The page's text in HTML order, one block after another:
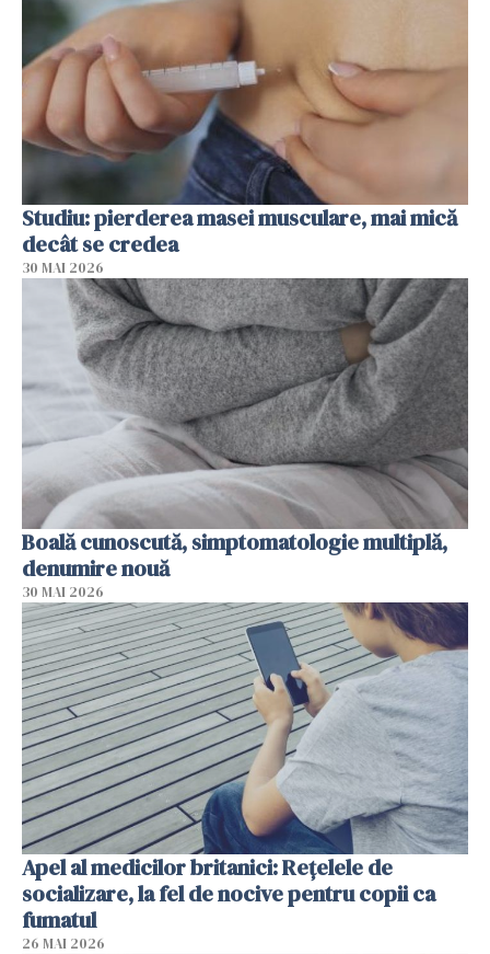
Studiu: pierderea masei musculare, mai mică
decât se credea
30 MAI 2026
Boală cunoscută, simptomatologie multiplă,
denumire nouă
30 MAI 2026
Apel al medicilor britanici: Reţelele de
socializare, la fel de nocive pentru copii ca
fumatul
26 MAI 2026